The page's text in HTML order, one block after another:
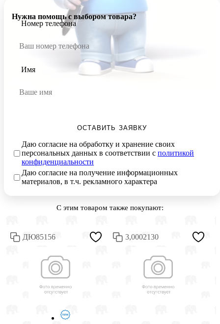
Нужна помощь с выбором товара?
Номер телефона
Имя
ОСТАВИТЬ ЗАЯВКУ
Даю согласие на обработку и хранение своих
персональных данных в соответствии с политикой
конфиденциальности
Даю согласие на получение информационных
материалов, в т.ч. рекламного характера
С этим товаром также покупают:
ДЮ85156 3,0002130